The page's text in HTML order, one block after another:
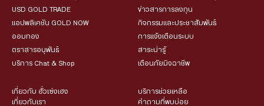
USD GOLD TRADE
แอปพลิเคชัน GOLD NOW
ออมทอง
ตราสารอนุพันธ์
บริการ Chat & Shop
ข่าวสารการลงทุน
กิจกรรมและประชาสัมพันธ์
การแจ้งเตือนระบบ
สาระน่ารู้
เตือนภัยมิจฉาชีพ
เกี่ยวกับ ฮั่วเซ่งเฮง
เกี่ยวกับเรา
บริการช่วยเหลือ
คำถามที่พบบ่อย